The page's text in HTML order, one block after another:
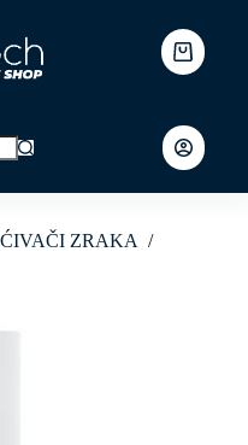
Shopping
cart
ZRAKA /